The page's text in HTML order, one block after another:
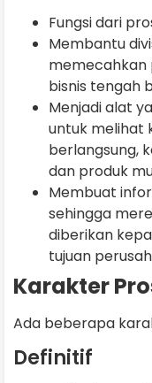
Fungsi dari
Membantu
memecahkan
bisnis tengah
Menjadi alat
untuk melihat
berlangsung,
dan produk
Membuat
sehingga
diberikan
tujuan
Karakter
Ada beberapa
Definitif